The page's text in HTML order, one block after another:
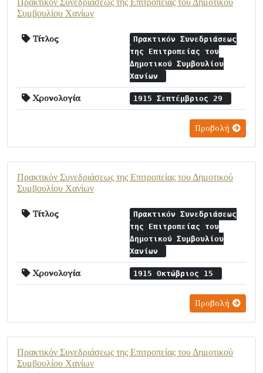
Πρακτικόν Συνεδριάσεως της Επιτροπείας του Δημοτικού
Συμβουλίου Χανίων
Τίτλος
Πρακτικόν Συνεδριάσεως
της Επιτροπείας του
Δημοτικού Συμβουλίου
Χανίων
Χρονολογία 1915 Σεπτέμβριος 29
Προβολή
Πρακτικόν Συνεδριάσεως της Επιτροπείας του Δημοτικού
Συμβουλίου Χανίων
Τίτλος
Πρακτικόν Συνεδριάσεως
της Επιτροπείας του
Δημοτικού Συμβουλίου
Χανίων
Χρονολογία 1915 Οκτώβριος 15
Προβολή
Πρακτικόν Συνεδριάσεως της Επιτροπείας του Δημοτικού
Συμβουλίου Χανίων